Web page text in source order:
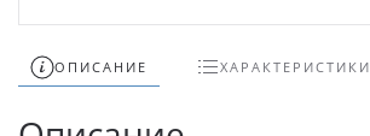
ОПИСАНИЕ ХАРАКТЕРИСТИКИ